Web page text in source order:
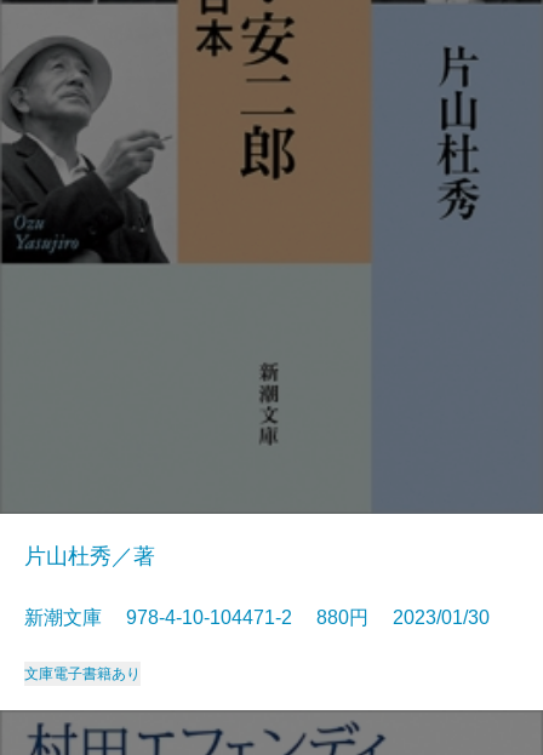
片山杜秀／著
新潮文庫 978-4-10-104471-2 880円 2023/01/30
文庫電子書籍あり